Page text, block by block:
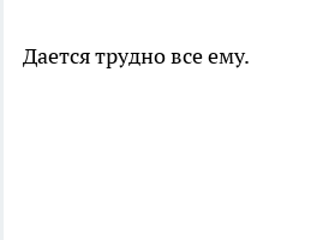
Дается трудно все ему.